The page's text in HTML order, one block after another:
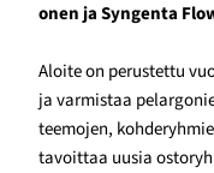
onen ja Syngenta
Aloite on perustettu
ja varmistaa
teemojen,
tavoittaa uusia